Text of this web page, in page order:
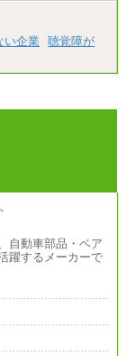
務地などにより
ません。
い企業
聴覚障が
自動車部品・ベア
躍するメーカーで